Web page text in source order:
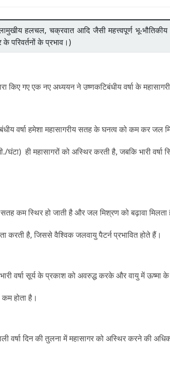
हलचल, चक्रवात आदि जैसी महत्त्वपूर्ण भू-
परिवर्तनों के प्रभाव।)
किए गए एक नए अध्ययन ने उष्णकटिबंधीय वर्षा के
वर्षा हमेशा महासागरीय सतह के घनत्व को कम कर जल
ही महासागरों को अस्थिर करती है, जबकि भारी वर्षा
सतह कम स्थिर हो जाती है और जल मिश्रण को बढ़ावा मिलता
करती है, जिससे वैश्विक जलवायु पैटर्न प्रभावित होते हैं।
वर्षा सूर्य के प्रकाश को अवरुद्ध करके और वायु में ऊष्मा
होता है।
दिन की तुलना में महासागर को अस्थिर करने की